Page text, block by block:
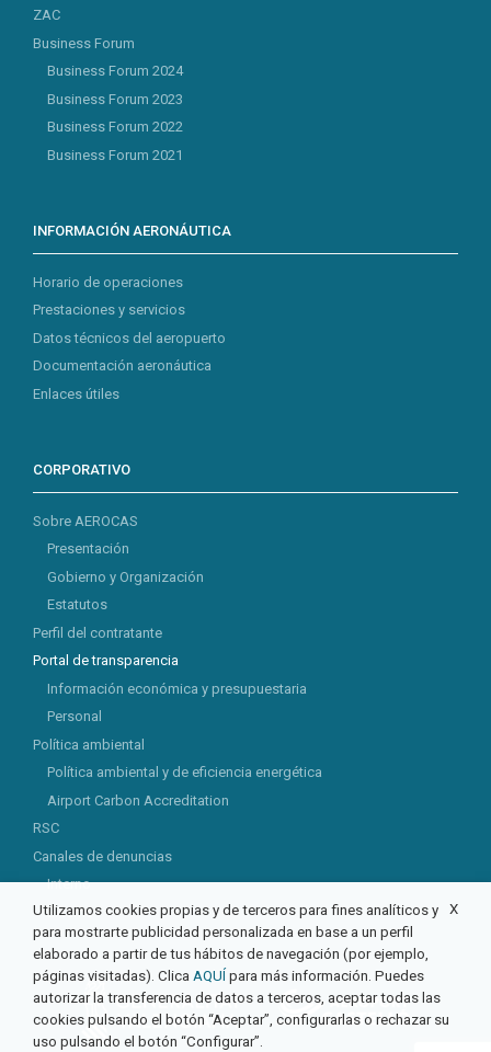
ZAC
Business Forum
Business Forum 2024
Business Forum 2023
Business Forum 2022
Business Forum 2021
INFORMACIÓN AERONÁUTICA
Horario de operaciones
Prestaciones y servicios
Datos técnicos del aeropuerto
Documentación aeronáutica
Enlaces útiles
CORPORATIVO
Sobre AEROCAS
Presentación
Gobierno y Organización
Estatutos
Perfil del contratante
Portal de transparencia
Información económica y presupuestaria
Personal
Política ambiental
Política ambiental y de eficiencia energética
Airport Carbon Accreditation
RSC
Canales de denuncias
Interno
Externo
X
Utilizamos cookies propias y de terceros para fines analíticos y
para mostrarte publicidad personalizada en base a un perfil
elaborado a partir de tus hábitos de navegación (por ejemplo,
páginas visitadas). Clica AQUÍ para más información. Puedes
autorizar la transferencia de datos a terceros, aceptar todas las
cookies pulsando el botón “Aceptar”, configurarlas o rechazar su
uso pulsando el botón “Configurar”.